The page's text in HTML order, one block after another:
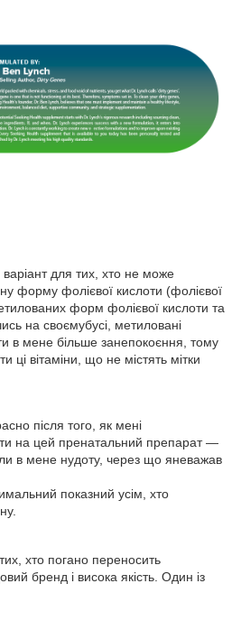
для тих, хто не може
форму фолієвої кислоти (фолієвої
форм фолієвої кислоти та
на своємубусі, метиловані
в мене більше занепокоєння, тому
ці вітаміни, що не містять мітки
після того, як мені
на цей пренатальний препарат —
в мене нудоту, через що яневажав
показний усім, хто
хто погано переносить
бренд і висока якість. Один із